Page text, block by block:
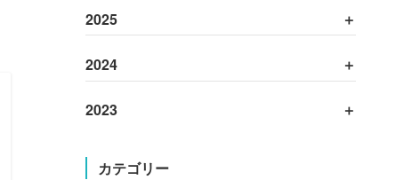
2025
2024
2023
カテゴリー